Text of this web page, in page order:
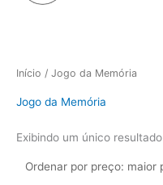
Início / Jogo da Memória
Jogo da Memória
Exibindo um único resultado